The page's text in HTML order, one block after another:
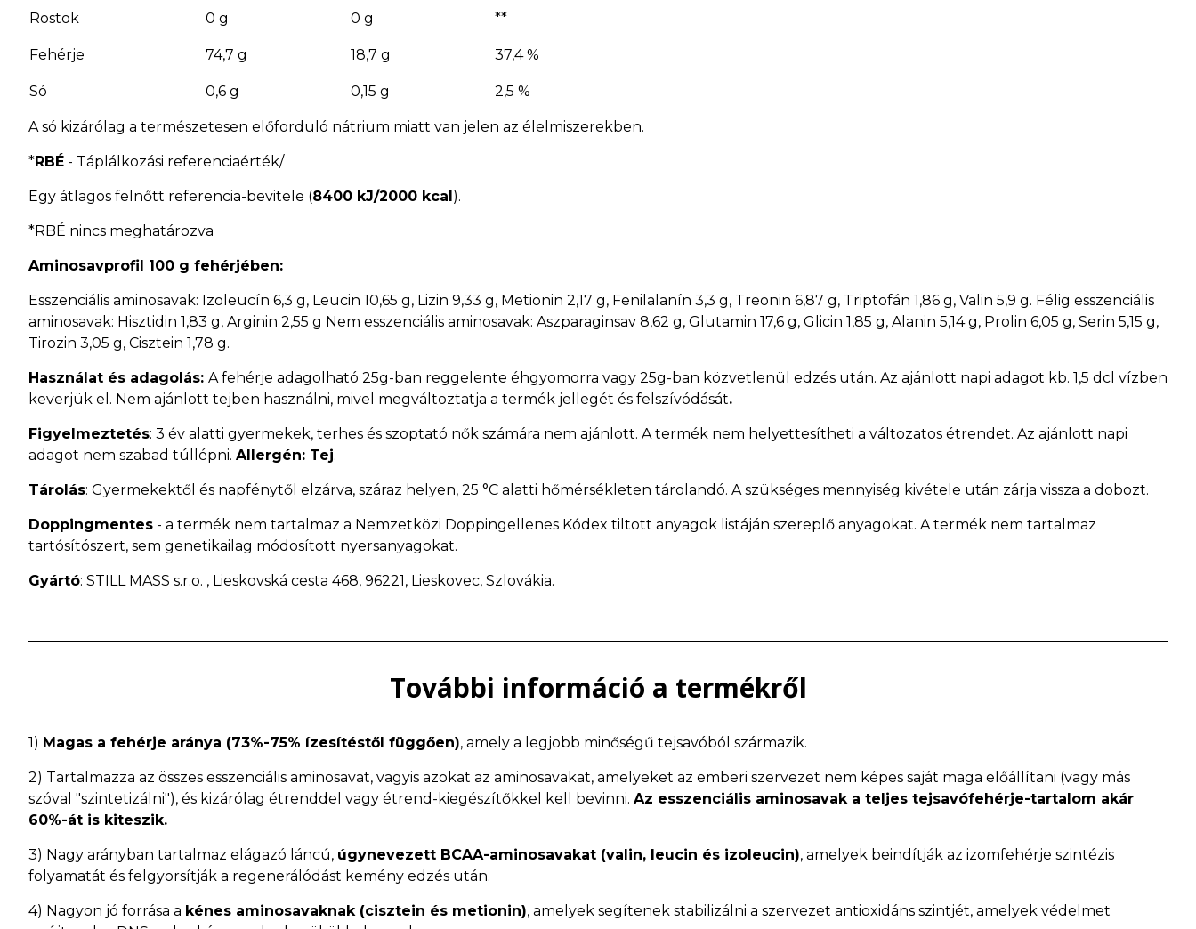
Rostok 0 g 0 g **
Fehérje 74,7 g 18,7 g 37,4 %
Só 0,6 g 0,15 g 2,5 %
A só kizárólag a természetesen előforduló nátrium miatt van jelen az élelmiszerekben.
*RBÉ - Táplálkozási referenciaérték/
Egy átlagos felnőtt referencia-bevitele (8400 kJ/2000 kcal).
*RBÉ nincs meghatározva
Aminosavprofil 100 g fehérjében:
Esszenciális aminosavak: Izoleucín 6,3 g, Leucin 10,65 g, Lizin 9,33 g, Metionin 2,17 g, Fenilalanín 3,3 g, Treonin 6,87 g, Triptofán 1,86 g, Valin 5,9 g. Félig esszenciális
aminosavak: Hisztidin 1,83 g, Arginin 2,55 g Nem esszenciális aminosavak: Aszparaginsav 8,62 g, Glutamin 17,6 g, Glicin 1,85 g, Alanin 5,14 g, Prolin 6,05 g, Serin 5,15 g,
Tirozin 3,05 g, Cisztein 1,78 g.
Használat és adagolás: A fehérje adagolható 25g-ban reggelente éhgyomorra vagy 25g-ban közvetlenül edzés után. Az ajánlott napi adagot kb. 1,5 dcl vízben
keverjük el. Nem ajánlott tejben használni, mivel megváltoztatja a termék jellegét és felszívódását.
Figyelmeztetés: 3 év alatti gyermekek, terhes és szoptató nők számára nem ajánlott. A termék nem helyettesítheti a változatos étrendet. Az ajánlott napi
adagot nem szabad túllépni. Allergén: Tej.
Tárolás: Gyermekektől és napfénytől elzárva, száraz helyen, 25 °C alatti hőmérsékleten tárolandó. A szükséges mennyiség kivétele után zárja vissza a dobozt.
Doppingmentes - a termék nem tartalmaz a Nemzetközi Doppingellenes Kódex tiltott anyagok listáján szereplő anyagokat. A termék nem tartalmaz
tartósítószert, sem genetikailag módosított nyersanyagokat.
Gyártó: STILL MASS s.r.o. , Lieskovská cesta 468, 96221, Lieskovec, Szlovákia.
További információ a termékről
1) Magas a fehérje aránya (73%-75% ízesítéstől függően), amely a legjobb minőségű tejsavóból származik.
2) Tartalmazza az összes esszenciális aminosavat, vagyis azokat az aminosavakat, amelyeket az emberi szervezet nem képes saját maga előállítani (vagy más
szóval "szintetizálni"), és kizárólag étrenddel vagy étrend-kiegészítőkkel kell bevinni. Az esszenciális aminosavak a teljes tejsavófehérje-tartalom akár
60%-át is kiteszik.
3) Nagy arányban tartalmaz elágazó láncú, úgynevezett BCAA-aminosavakat (valin, leucin és izoleucin), amelyek beindítják az izomfehérje szintézis
folyamatát és felgyorsítják a regenerálódást kemény edzés után.
4) Nagyon jó forrása a kénes aminosavaknak (cisztein és metionin), amelyek segítenek stabilizálni a szervezet antioxidáns szintjét, amelyek védelmet